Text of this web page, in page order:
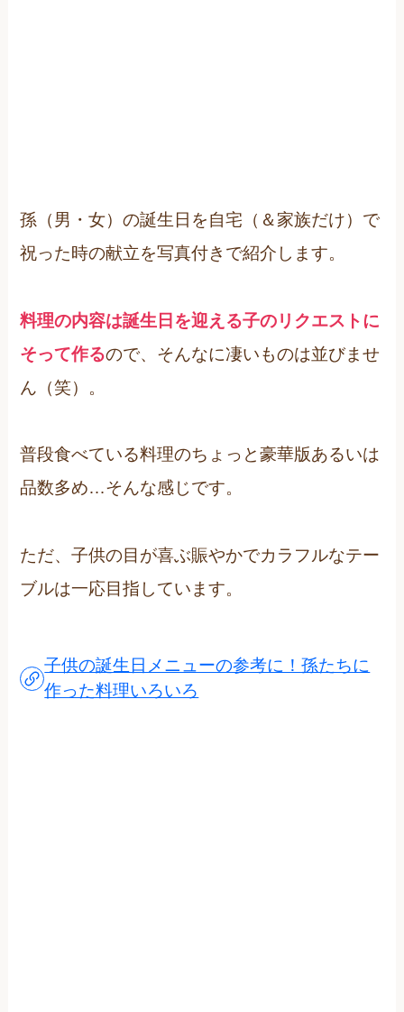
孫（男・女）の誕生日を自宅（＆家族だけ）で
祝った時の献立を写真付きで紹介します。
料理の内容は誕生日を迎える子のリクエストに
そって作るので、そんなに凄いものは並びませ
ん（笑）。
普段食べている料理のちょっと豪華版あるいは
品数多め…そんな感じです。
ただ、子供の目が喜ぶ賑やかでカラフルなテー
ブルは一応目指しています。
子供の誕生日メニューの参考に！孫たちに
作った料理いろいろ